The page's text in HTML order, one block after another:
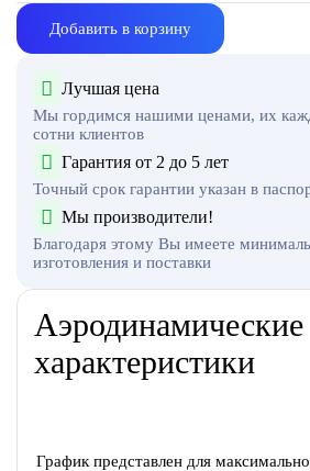
Добавить в корзину
Лучшая цена
Мы гордимся нашими ценами, их
сотни клиентов
Гарантия от 2 до 5 лет
Точный срок гарантии указан в
Мы производители!
Благодаря этому Вы имеете
изготовления и поставки
Аэродинамические
характеристики
График представлен для